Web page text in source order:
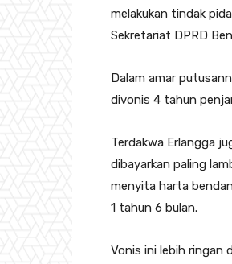
melakukan tindak
Sekretariat DPRD
Dalam amar
divonis 4 tahun
Terdakwa Erlangga
dibayarkan paling
menyita harta
1 tahun 6 bulan.
Vonis ini lebih ringan